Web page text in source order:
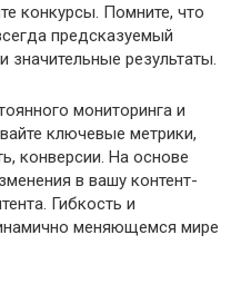
конкурсы. Помните, что
предсказуемый
значительные результаты.
мониторинга и
ключевые метрики,
конверсии. На основе
в вашу контент-
Гибкость и
меняющемся мире